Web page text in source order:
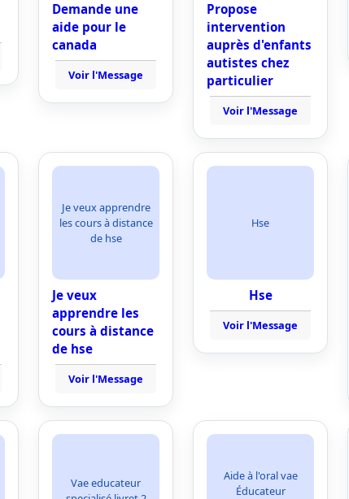
Demande une
aide pour le
canada
Voir l'Message
Propose
intervention
auprès d'enfants
autistes chez
particulier
Voir l'Message
Je veux apprendre
les cours à distance
de hse
Je veux
apprendre les
cours à distance
de hse
Voir l'Message
Hse
Hse
Voir l'Message
Vae educateur
Aide à l'oral vae
Éducateur